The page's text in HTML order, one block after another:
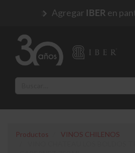
Agregar IBER en
Productos
VINOS CHILENOS